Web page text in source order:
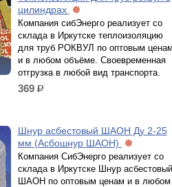
цилиндрах
Компания сибЭнерго реализует со
склада в Иркутске теплоизоляцию
для труб РОКВУЛ по оптовым ценам
и в любом объёме. Своевременная
отгрузка в любой вид транспорта.
369 р.
Шнур асбестовый ШАОН Ду 2-25
мм (Асбошнур ШАОН)
Компания СибЭнерго реализует со
склада в Иркутске Шнур асбестовый
ШАОН по оптовым ценам и в любом